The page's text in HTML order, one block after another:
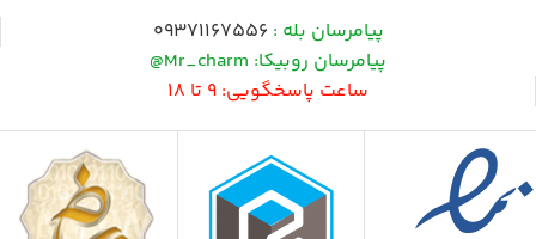
پیامرسان بله : 09371167556
پیامرسان روبیکا: Mr_charm@
ساعت پاسخگویی: 9 تا 18